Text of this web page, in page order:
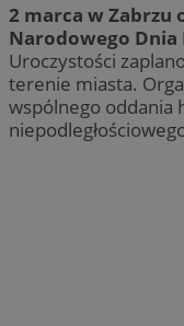
2 marca w Zabrzu
Narodowego Dnia
Uroczystości
terenie miasta.
wspólnego oddania